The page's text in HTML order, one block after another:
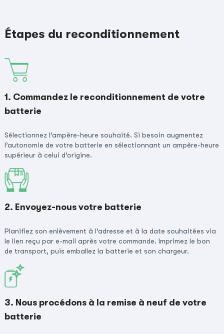
Étapes du reconditionnement
1. Commandez le reconditionnement de votre
batterie
Sélectionnez l’ampère-heure souhaité. Si besoin augmentez
l’autonomie de votre batterie en sélectionnant un ampère-heure
supérieur à celui d’origine.
2. Envoyez-nous votre batterie
Planifiez son enlèvement à l’adresse et à la date souhaitées via
le lien reçu par e-mail après votre commande. Imprimez le bon
de transport, puis emballez la batterie et son chargeur.
3. Nous procédons à la remise à neuf de votre
batterie